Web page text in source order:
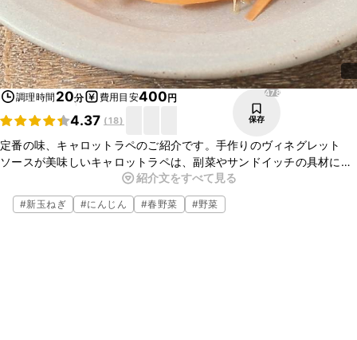
調理時間 20分 費用目安400円
4.37 (18)
478
保存
定番の味、キャロットラペのご紹介です。手作りのヴィネグレット
ソースが美味しいキャロットラペは、副菜やサンドイッチの具材にお
すすめですよ。にんじん以外の野菜でも美味しくいただけますので、
お好きな野菜でお試しくださいね。
紹介文をすべて見る
#新玉ねぎ #にんじん #春野菜 #野菜